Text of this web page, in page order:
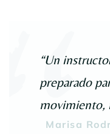
“Un
preparado
movimiento,
Marisa